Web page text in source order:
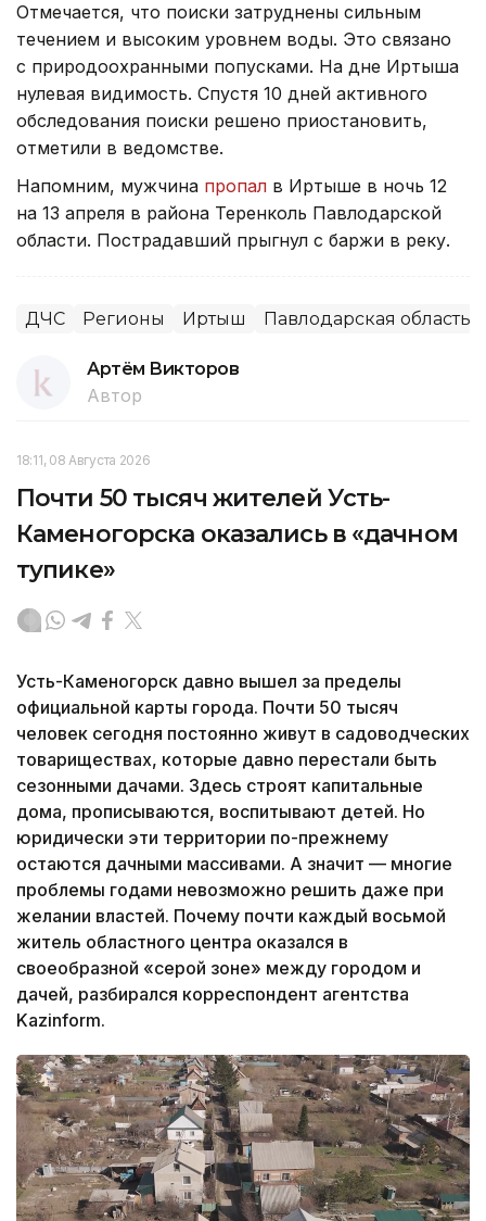
Отмечается, что поиски затруднены сильным
течением и высоким уровнем воды. Это связано
с природоохранными попусками. На дне Иртыша
нулевая видимость. Спустя 10 дней активного
обследования поиски решено приостановить,
отметили в ведомстве.
Напомним, мужчина пропал в Иртыше в ночь 12
на 13 апреля в района Теренколь Павлодарской
области. Пострадавший прыгнул с баржи в реку.
ДЧС Регионы Иртыш Павлодарская область
Артём Викторов
Автор
18:11, 08 Августа 2026
Почти 50 тысяч жителей Усть-
Каменогорска оказались в «дачном
тупике»
Усть-Каменогорск давно вышел за пределы
официальной карты города. Почти 50 тысяч
человек сегодня постоянно живут в садоводческих
товариществах, которые давно перестали быть
сезонными дачами. Здесь строят капитальные
дома, прописываются, воспитывают детей. Но
юридически эти территории по-прежнему
остаются дачными массивами. А значит — многие
проблемы годами невозможно решить даже при
желании властей. Почему почти каждый восьмой
житель областного центра оказался в
своеобразной «серой зоне» между городом и
дачей, разбирался корреспондент агентства
Kazinform.